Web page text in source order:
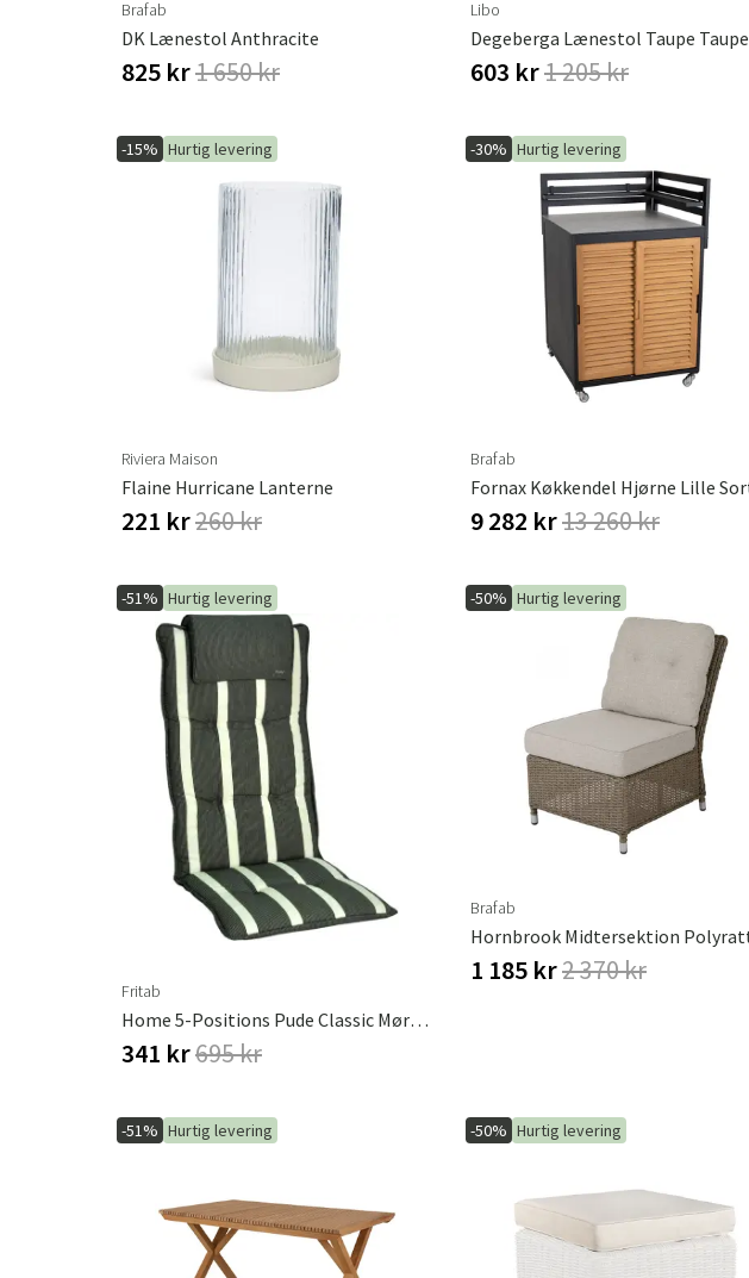
Brafab
DK Lænestol Anthracite
825 kr1 650 kr
Libo
Degeberga Lænestol Taupe Taupe
603 kr1 205 kr
-15% Hurtig levering
Riviera Maison
Flaine Hurricane Lanterne
221 kr260 kr
-30% Hurtig levering
Brafab
9 282 kr13 260 kr
-51% Hurtig levering
Fritab
Home 5-Positions Pude Classic Mørkegrå
341 kr695 kr
-50% Hurtig levering
Brafab
1 185 kr2 370 kr
-51% Hurtig levering -50% Hurtig levering